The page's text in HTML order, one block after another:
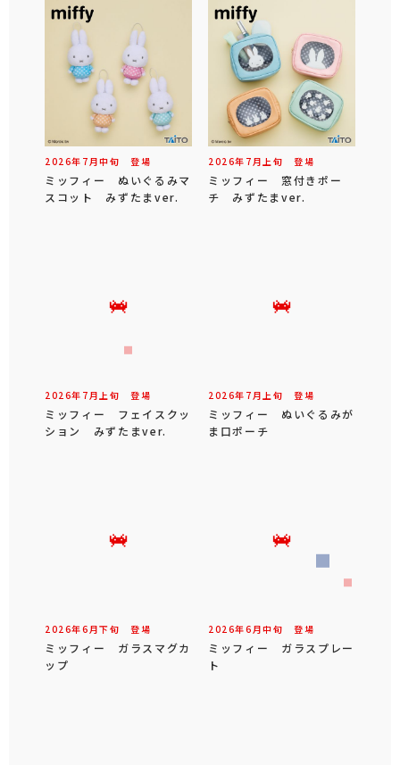
2026年 7 月中旬 登場
ミッフィー ぬいぐるみマ
スコット みずたまver.
2026年 7 月 上旬 登場
ミッフィー 窓付きポー
チ みずたまver.
2026年 7 月 上旬 登場
ミッフィー フェイスクッ
ション みずたまver.
2026年 7 月 上旬 登場
ミッフィー ぬいぐるみが
ま口ポーチ
2026年6 月下旬 登場
ミッフィー ガラスマグカ
ップ
2026年6 月中旬 登場
ミッフィー ガラスプレー
ト